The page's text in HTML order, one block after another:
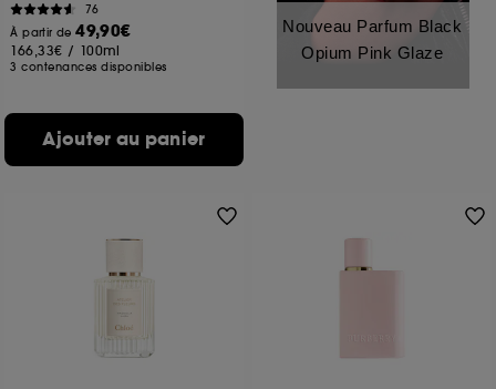
76
À partir de49,90€
166,33€ / 100ml
3 contenances disponibles
Ajouter au panier
Nouveau Parfum Black
Opium Pink Glaze